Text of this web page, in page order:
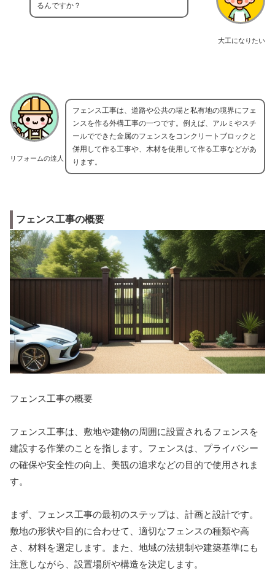
大工になりたい
るんですか？
リフォームの達人
フェンス工事は、道路や公共の場と私有地の境界にフェ
ンスを作る外構工事の一つです。例えば、アルミやスチ
ールでできた金属のフェンスをコンクリートブロックと
併用して作る工事や、木材を使用して作る工事などがあ
ります。
フェンス工事の概要
フェンス工事の概要
フェンス工事は、敷地や建物の周囲に設置されるフェンスを
建設する作業のことを指します。フェンスは、プライバシー
の確保や安全性の向上、美観の追求などの目的で使用されま
す。
まず、フェンス工事の最初のステップは、計画と設計です。
敷地の形状や目的に合わせて、適切なフェンスの種類や高
さ、材料を選定します。また、地域の法規制や建築基準にも
注意しながら、設置場所や構造を決定します。